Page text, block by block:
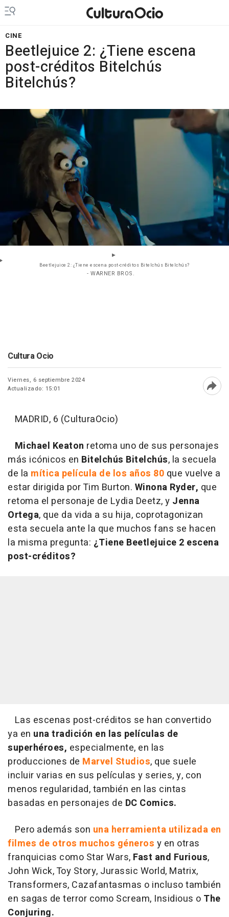
CINE
Beetlejuice 2: ¿Tiene escena
post-créditos Bitelchús
Bitelchús?
Beetlejuice 2: ¿Tiene escena post-créditos Bitelchús Bitelchús?
- WARNER BROS.
Cultura Ocio
Viernes, 6 septiembre 2024
Actualizado: 15:01
MADRID, 6 (CulturaOcio)
Michael Keaton retoma uno de sus personajes
más icónicos en Bitelchús Bitelchús, la secuela
de la mítica película de los años 80 que vuelve a
estar dirigida por Tim Burton. Winona Ryder, que
retoma el personaje de Lydia Deetz, y Jenna
Ortega, que da vida a su hija, coprotagonizan
esta secuela ante la que muchos fans se hacen
la misma pregunta: ¿Tiene Beetlejuice 2 escena
post-créditos?
Las escenas post-créditos se han convertido
ya en una tradición en las películas de
superhéroes, especialmente, en las
producciones de Marvel Studios, que suele
incluir varias en sus películas y series, y, con
menos regularidad, también en las cintas
basadas en personajes de DC Comics.
Pero además son una herramienta utilizada en
filmes de otros muchos géneros y en otras
franquicias como Star Wars, Fast and Furious,
John Wick, Toy Story, Jurassic World, Matrix,
Transformers, Cazafantasmas o incluso también
en sagas de terror como Scream, Insidious o The
Conjuring.